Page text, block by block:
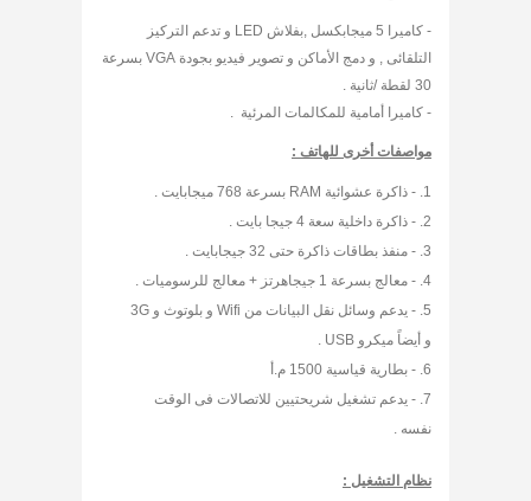
- كاميرا 5 ميجابكسل ,بفلاش LED و تدعم التركيز
التلقائى , و دمج الأماكن و تصوير فيديو بجودة VGA بسرعة
30 لقطة /ثانية .
- كاميرا أمامية للمكالمات المرئية .
مواصفات أخرى للهاتف :
- ذاكرة عشوائية RAM بسرعة 768 ميجابايت .
- ذاكرة داخلية سعة 4 جيجا بايت .
- منفذ بطاقات ذاكرة حتى 32 جيجابايت .
- معالج بسرعة 1 جيجاهرتز + معالج للرسوميات .
- يدعم وسائل نقل البيانات من Wifi و بلوتوث و 3G
و أيضاً ميكرو USB .
- بطارية قياسية 1500 م.أ
- يدعم تشغيل شريحتيين للاتصالات فى الوقت
نفسه .
نظام التشغيل :